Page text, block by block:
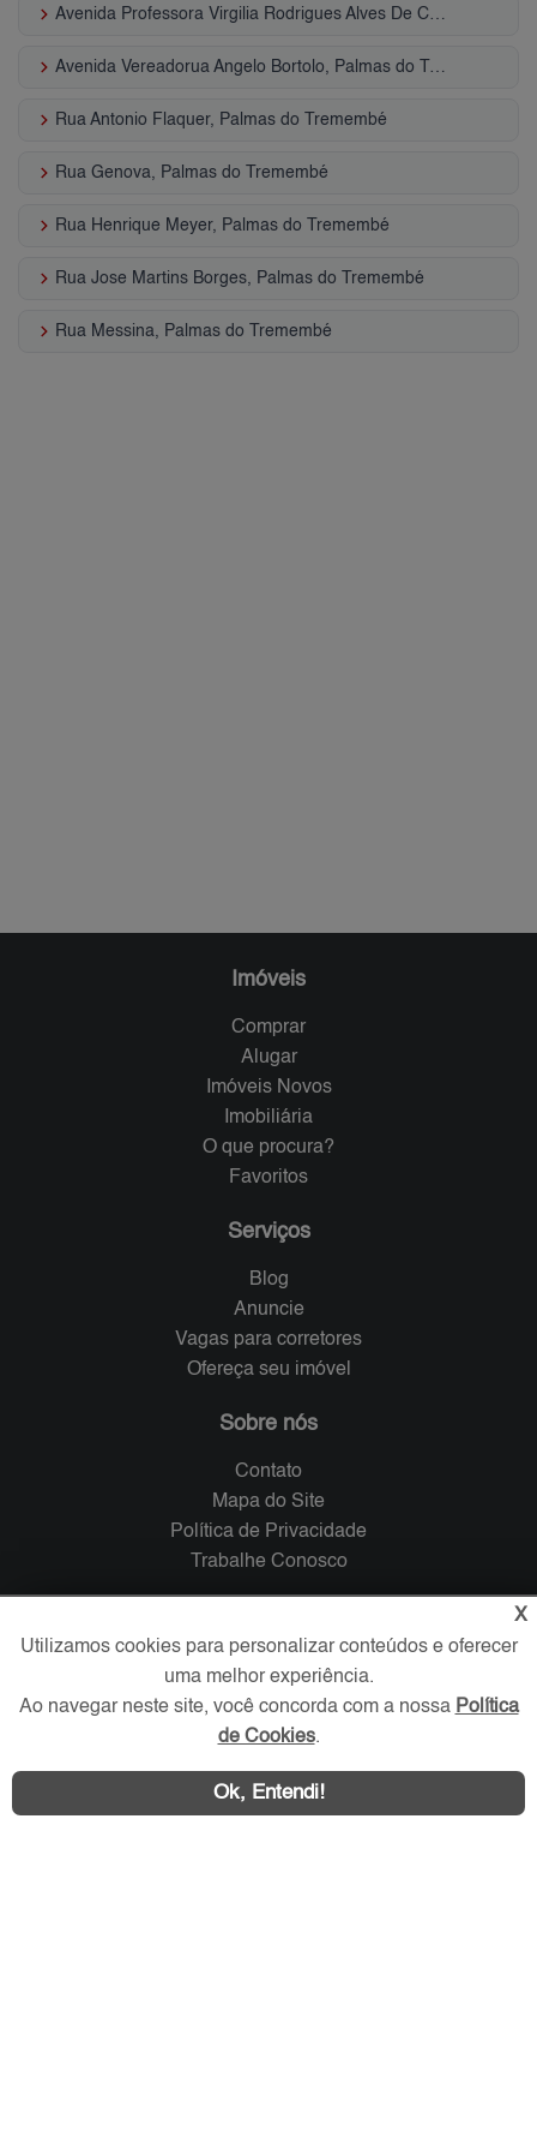
keyboard_arrow_right Avenida Professora Virgilia Rodrigues Alves De Car, Palmas do Tremembé
keyboard_arrow_right Avenida Vereadorua Angelo Bortolo, Palmas do Tremembé
keyboard_arrow_right Rua Antonio Flaquer, Palmas do Tremembé
keyboard_arrow_right Rua Genova, Palmas do Tremembé
keyboard_arrow_right Rua Henrique Meyer, Palmas do Tremembé
keyboard_arrow_right Rua Jose Martins Borges, Palmas do Tremembé
keyboard_arrow_right Rua Messina, Palmas do Tremembé
Imóveis
Comprar
Alugar
Imóveis Novos
Imobiliária
O que procura?
Favoritos
Serviços
Blog
Anuncie
Vagas para corretores
Ofereça seu imóvel
Sobre nós
Contato
Mapa do Site
Política de Privacidade
Trabalhe Conosco
Redes Sociais
X
Utilizamos cookies para personalizar conteúdos e oferecer
uma melhor experiência.
Ao navegar neste site, você concorda com a nossa Política
de Cookies.
Ok, Entendi!